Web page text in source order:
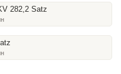
282,2 Satz